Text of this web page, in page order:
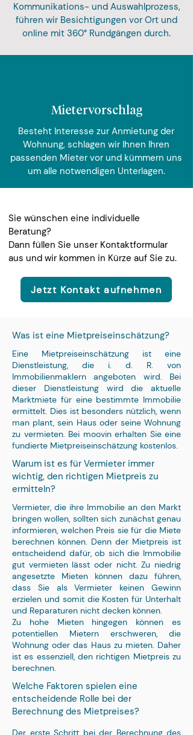
Kommunikations- und Auswahlprozess,
führen wir Besichtigungen vor Ort und
online mit 360° Rundgängen durch.
Mietervorschlag
Besteht Interesse zur Anmietung der
Wohnung, schlagen wir Ihnen Ihren
passenden Mieter vor und kümmern uns
um alle notwendigen Unterlagen.
Sie wünschen eine individuelle
Beratung?
Dann füllen Sie unser Kontaktformular
aus und wir kommen in Kürze auf Sie zu.
Jetzt Kontakt aufnehmen
Was ist eine Mietpreiseinschätzung?
Eine Mietpreiseinschätzung ist eine
Dienstleistung, die i. d. R. von
Immobilienmaklern angeboten wird. Bei
dieser Dienstleistung wird die aktuelle
Marktmiete für eine bestimmte Immobilie
ermittelt. Dies ist besonders nützlich, wenn
man plant, sein Haus oder seine Wohnung
zu vermieten. Bei moovin erhalten Sie eine
fundierte Mietpreiseinschätzung kostenlos.
Warum ist es für Vermieter immer
wichtig, den richtigen Mietpreis zu
ermitteln?
Vermieter, die ihre Immobilie an den Markt
bringen wollen, sollten sich zunächst genau
informieren, welchen Preis sie für die Miete
berechnen können. Denn der Mietpreis ist
entscheidend dafür, ob sich die Immobilie
gut vermieten lässt oder nicht. Zu niedrig
angesetzte Mieten können dazu führen,
dass Sie als Vermieter keinen Gewinn
erzielen und somit die Kosten für Unterhalt
und Reparaturen nicht decken können.
Zu hohe Mieten hingegen können es
potentiellen Mietern erschweren, die
Wohnung oder das Haus zu mieten. Daher
ist es essenziell, den richtigen Mietpreis zu
berechnen.
Welche Faktoren spielen eine
entscheidende Rolle bei der
Berechnung des Mietpreises?
Der erste Schritt bei der Berechnung des